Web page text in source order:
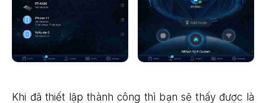
Khi đã thiết lập thành công thì bạn sẽ thấy được là